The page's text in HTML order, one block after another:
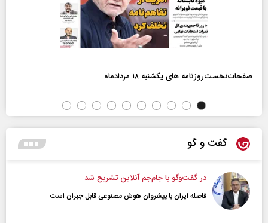
صفحات‌نخست‌روزنامه ها‌ی یکشنبه ۱۸ مردادماه
گفت و گو
در گفت‌و‌گو با جام‌جم آنلاین تشریح شد
فاصله ایران با پیشرو‌ان هوش مصنوعی قابل جبران است